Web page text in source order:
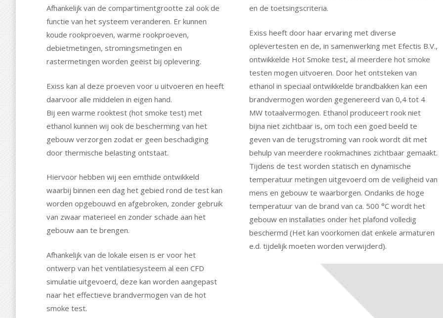
Afhankelijk van de compartimentgrootte zal ook de
functie van het systeem veranderen. Er kunnen
koude rookproeven, warme rookproeven,
debietmetingen, stromingsmetingen en
rastermetingen worden geëist bij oplevering.
Exiss kan al deze proeven voor u uitvoeren en heeft
daarvoor alle middelen in eigen hand.
Bij een warme rooktest (hot smoke test) met
ethanol kunnen wij ook de bescherming van het
gebouw verzorgen zodat er geen beschadiging
door thermische belasting ontstaat.
Hiervoor hebben wij een emthide ontwikkeld
waarbij binnen een dag het gebied rond de test kan
worden opgebouwd en afgebroken, zonder gebruik
van zwaar materieel en zonder schade aan het
gebouw aan te brengen.
Afhankelijk van de lokale eisen is er voor het
ontwerp van het ventilatiesysteem al een CFD
simulatie uitgevoerd, deze kan worden aangepast
naar het effectieve brandvermogen van de hot
smoke test.
en de toetsingscriteria.
Exiss heeft door haar ervaring met diverse
oplevertesten en de, in samenwerking met Efectis B.V.,
ontwikkelde Hot Smoke test, al meerdere hot smoke
testen mogen uitvoeren. Door het ontsteken van
ethanol in speciaal ontwikkelde brandbakken kan een
brandvermogen worden gegenereerd van 0,4 tot 4
MW totaalvermogen. Ethanol produceert rook niet
bijna niet zichtbaar is, om toch een goed beeld te
geven van de terugstroming van rook wordt dit met
behulp van meerdere rookmachines zichtbaar gemaakt.
Tijdens de test worden statisch en dynamische
temperatuur metingen uitgevoerd om de veiligheid van
mens en gebouw te waarborgen. Ondanks de hoge
temperatuur van de brand van ca. 500 °C wordt het
gebouw en installaties onder het plafond volledig
beschermd (Het kan voorkomen dat enkele armaturen
e.d. tijdelijk moeten worden verwijderd).